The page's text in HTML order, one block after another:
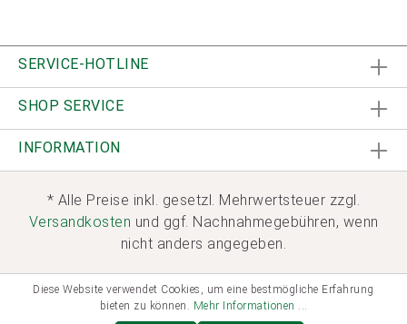
SERVICE-HOTLINE
SHOP SERVICE
INFORMATION
* Alle Preise inkl. gesetzl. Mehrwertsteuer zzgl.
Versandkosten und ggf. Nachnahmegebühren, wenn
nicht anders angegeben.
Diese Website verwendet Cookies, um eine bestmögliche Erfahrung
bieten zu können. Mehr Informationen ...